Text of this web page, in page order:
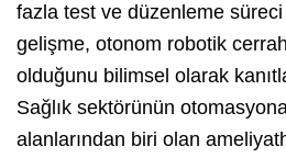
fazla test ve düzenleme süreci
gelişme, otonom robotik
olduğunu bilimsel olarak
Sağlık sektörünün
alanlarından biri olan